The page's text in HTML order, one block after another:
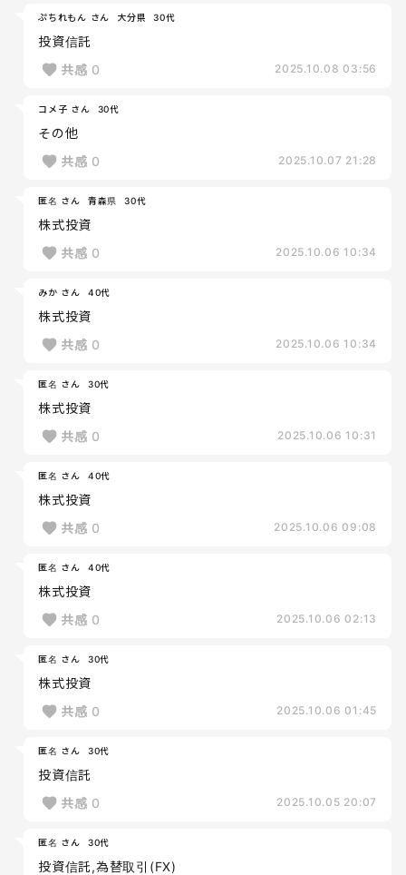
ぷちれもん さん 大分県 30代
投資信託
共感 0 2025.10.08 03:56
コメ子 さん 30代
その他
共感 0 2025.10.07 21:28
匿名 さん 青森県 30代
株式投資
共感 0 2025.10.06 10:34
みか さん 40代
株式投資
共感 0 2025.10.06 10:34
匿名 さん 30代
株式投資
共感 0 2025.10.06 10:31
匿名 さん 40代
株式投資
共感 0 2025.10.06 09:08
匿名 さん 40代
株式投資
共感 0 2025.10.06 02:13
匿名 さん 30代
株式投資
共感 0 2025.10.06 01:45
匿名 さん 30代
投資信託
共感 0 2025.10.05 20:07
匿名 さん 30代
投資信託,為替取引(FX)